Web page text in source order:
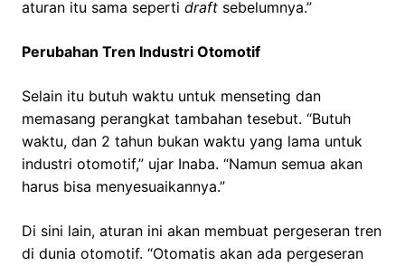
aturan itu sama seperti draft sebelumnya.”
Perubahan Tren Industri Otomotif
Selain itu butuh waktu untuk menseting dan
memasang perangkat tambahan tesebut. “Butuh
waktu, dan 2 tahun bukan waktu yang lama untuk
industri otomotif,” ujar Inaba. “Namun semua akan
harus bisa menyesuaikannya.”
Di sini lain, aturan ini akan membuat pergeseran tren
di dunia otomotif. “Otomatis akan ada pergeseran